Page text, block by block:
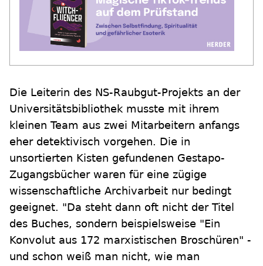
Die Leiterin des NS-Raubgut-Projekts an der
Universitätsbibliothek musste mit ihrem
kleinen Team aus zwei Mitarbeitern anfangs
eher detektivisch vorgehen. Die in
unsortierten Kisten gefundenen Gestapo-
Zugangsbücher waren für eine zügige
wissenschaftliche Archivarbeit nur bedingt
geeignet. "Da steht dann oft nicht der Titel
des Buches, sondern beispielsweise "Ein
Konvolut aus 172 marxistischen Broschüren" -
und schon weiß man nicht, wie man